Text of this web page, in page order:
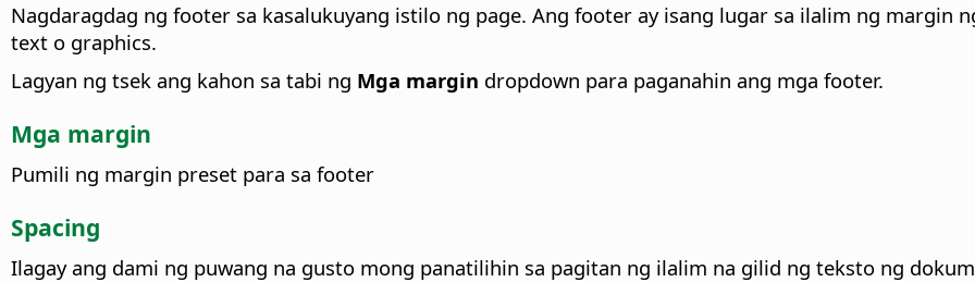
Nagdaragdag ng footer sa kasalukuyang istilo ng page. Ang footer ay isang lugar sa ilalim ng margin
text o graphics.
Lagyan ng tsek ang kahon sa tabi ng Mga margin dropdown para paganahin ang mga footer.
Mga margin
Pumili ng margin preset para sa footer
Spacing
Ilagay ang dami ng puwang na gusto mong panatilihin sa pagitan ng ilalim na gilid ng teksto ng